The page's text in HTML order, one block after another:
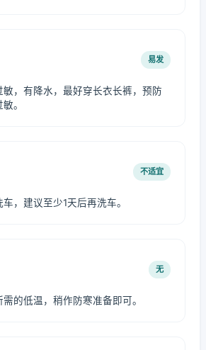
易发
敏，有降水，最好穿长衣长裤，预防
。
不适宜
，建议至少1天后再洗车。
无
的低温，稍作防寒准备即可。